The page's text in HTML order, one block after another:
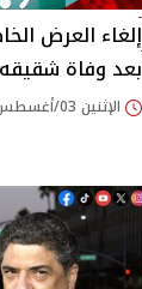
إلغاء العرض
بعد وفاة شقيقه
الإثنين 03/أغسطس/2026 - 08:46 م